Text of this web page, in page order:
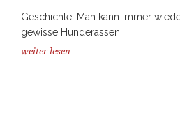
Geschichte: Man kann immer
gewisse Hunderassen, ...
weiter lesen